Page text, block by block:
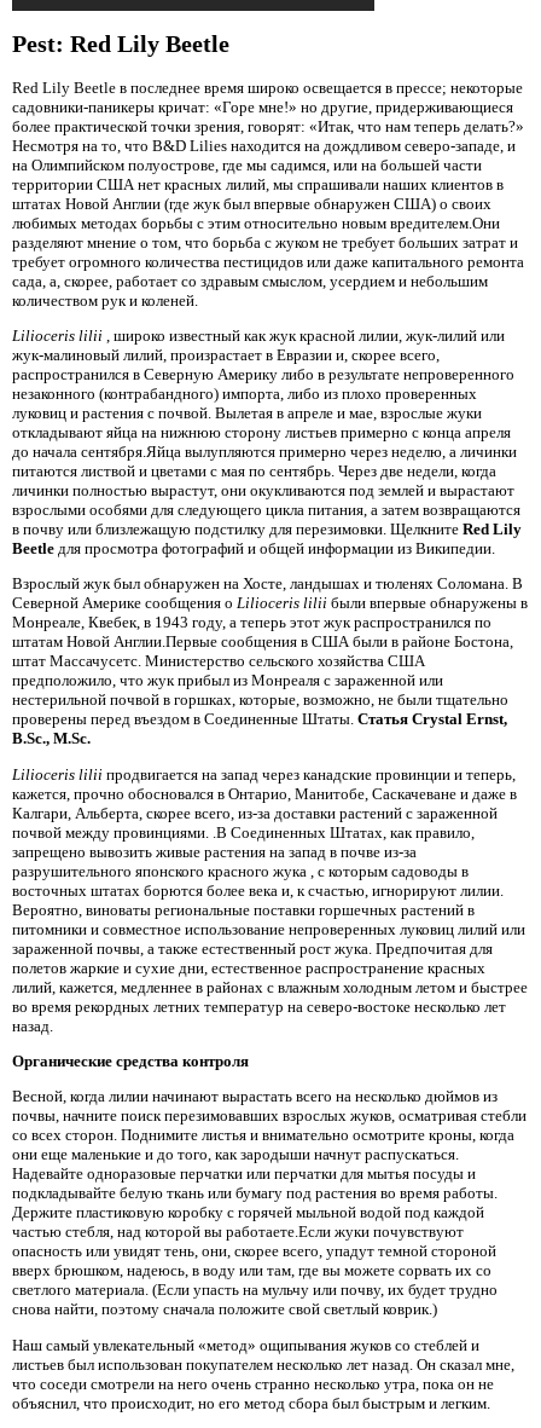
Pest: Red Lily Beetle
Red Lily Beetle в последнее время широко освещается в прессе; некоторые
садовники-паникеры кричат: «Горе мне!» но другие, придерживающиеся
более практической точки зрения, говорят: «Итак, что нам теперь делать?»
Несмотря на то, что B&D Lilies находится на дождливом северо-западе, и
на Олимпийском полуострове, где мы садимся, или на большей части
территории США нет красных лилий, мы спрашивали наших клиентов в
штатах Новой Англии (где жук был впервые обнаружен США) о своих
любимых методах борьбы с этим относительно новым вредителем.Они
разделяют мнение о том, что борьба с жуком не требует больших затрат и
требует огромного количества пестицидов или даже капитального ремонта
сада, а, скорее, работает со здравым смыслом, усердием и небольшим
количеством рук и коленей.
Lilioceris lilii , широко известный как жук красной лилии, жук-лилий или
жук-малиновый лилий, произрастает в Евразии и, скорее всего,
распространился в Северную Америку либо в результате непроверенного
незаконного (контрабандного) импорта, либо из плохо проверенных
луковиц и растения с почвой. Вылетая в апреле и мае, взрослые жуки
откладывают яйца на нижнюю сторону листьев примерно с конца апреля
до начала сентября.Яйца вылупляются примерно через неделю, а личинки
питаются листвой и цветами с мая по сентябрь. Через две недели, когда
личинки полностью вырастут, они окукливаются под землей и вырастают
взрослыми особями для следующего цикла питания, а затем возвращаются
в почву или близлежащую подстилку для перезимовки. Щелкните Red Lily
Beetle для просмотра фотографий и общей информации из Википедии.
Взрослый жук был обнаружен на Хосте, ландышах и тюленях Соломана. В
Северной Америке сообщения о Lilioceris lilii были впервые обнаружены в
Монреале, Квебек, в 1943 году, а теперь этот жук распространился по
штатам Новой Англии.Первые сообщения в США были в районе Бостона,
штат Массачусетс. Министерство сельского хозяйства США
предположило, что жук прибыл из Монреаля с зараженной или
нестерильной почвой в горшках, которые, возможно, не были тщательно
проверены перед въездом в Соединенные Штаты. Статья Crystal Ernst,
B.Sc., M.Sc.
Lilioceris lilii продвигается на запад через канадские провинции и теперь,
кажется, прочно обосновался в Онтарио, Манитобе, Саскачеване и даже в
Калгари, Альберта, скорее всего, из-за доставки растений с зараженной
почвой между провинциями. .В Соединенных Штатах, как правило,
запрещено вывозить живые растения на запад в почве из-за
разрушительного японского красного жука
, с которым садоводы в
восточных штатах борются более века и, к счастью, игнорируют лилии.
Вероятно, виноваты региональные поставки горшечных растений в
питомники и совместное использование непроверенных луковиц лилий или
зараженной почвы, а также естественный рост жука. Предпочитая для
полетов жаркие и сухие дни, естественное распространение красных
лилий, кажется, медленнее в районах с влажным холодным летом и быстрее
во время рекордных летних температур на северо-востоке несколько лет
назад.
Органические средства контроля
Весной, когда лилии начинают вырастать всего на несколько дюймов из
почвы, начните поиск перезимовавших взрослых жуков, осматривая стебли
со всех сторон. Поднимите листья и внимательно осмотрите кроны, когда
они еще маленькие и до того, как зародыши начнут распускаться.
Надевайте одноразовые перчатки или перчатки для мытья посуды и
подкладывайте белую ткань или бумагу под растения во время работы.
Держите пластиковую коробку с горячей мыльной водой под каждой
частью стебля, над которой вы работаете.Если жуки почувствуют
опасность или увидят тень, они, скорее всего, упадут темной стороной
вверх брюшком, надеюсь, в воду или там, где вы можете сорвать их со
светлого материала. (Если упасть на мульчу или почву, их будет трудно
снова найти, поэтому сначала положите свой светлый коврик.)
Наш самый увлекательный «метод» ощипывания жуков со стеблей и
листьев был использован покупателем несколько лет назад. Он сказал мне,
что соседи смотрели на него очень странно несколько утра, пока он не
объяснил, что происходит, но его метод сбора был быстрым и легким.